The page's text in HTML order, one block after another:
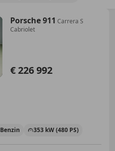
Porsche 911 Carrera S
Cabriolet
€ 226 992
Benzin 353 kW (480 PS)